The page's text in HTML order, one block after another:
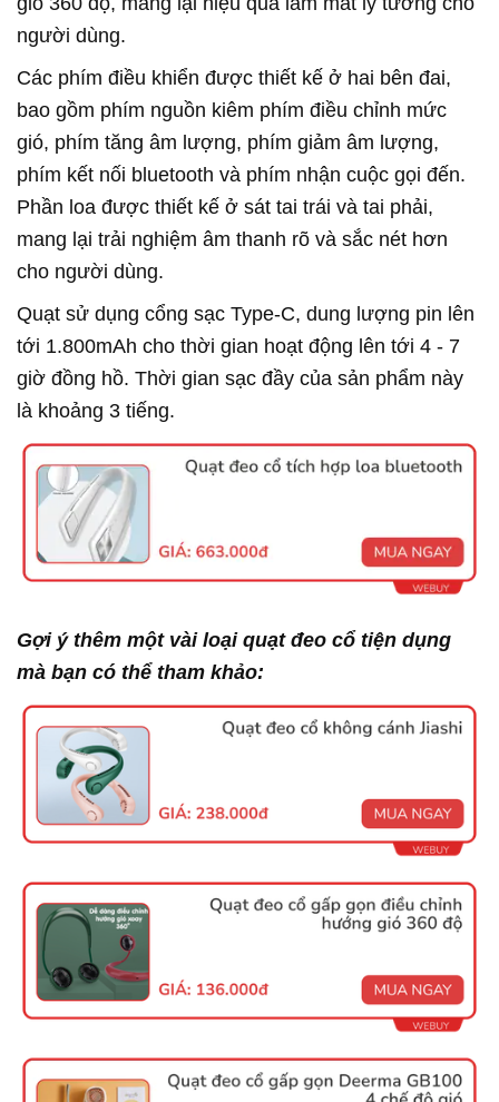
người dùng.
Các phím điều khiển được thiết kế ở hai bên đai,
bao gồm phím nguồn kiêm phím điều chỉnh mức
gió, phím tăng âm lượng, phím giảm âm lượng,
phím kết nối bluetooth và phím nhận cuộc gọi đến.
Phần loa được thiết kế ở sát tai trái và tai phải,
mang lại trải nghiệm âm thanh rõ và sắc nét hơn
cho người dùng.
Quạt sử dụng cổng sạc Type-C, dung lượng pin lên
tới 1.800mAh cho thời gian hoạt động lên tới 4 - 7
giờ đồng hồ. Thời gian sạc đầy của sản phẩm này
là khoảng 3 tiếng.
Gợi ý thêm một vài loại quạt đeo cổ tiện dụng
mà bạn có thể tham khảo: